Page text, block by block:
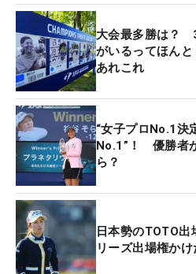
目指すのは、東京五輪で銀
王にも輝いた2021年頃のイ
こ。だから強かったんだよ
うに」。原点回帰。それがキ
今季から主戦場にする米ツア
も出られないなかでは葛藤
（米ツアー）撤退も考えまし
をよぎったことを明かす。「
た部分が大きかった。最後
けるように」。空白期間はあ
ドライブオン選手権」で8位
った試合の貯金が生きており
大会最多勝は？
がいるってほん
あれこれ
“女子プロNo.1決
No.1”！ 優勝者
ら？
日本勢のTOTO
リーズ出場権か